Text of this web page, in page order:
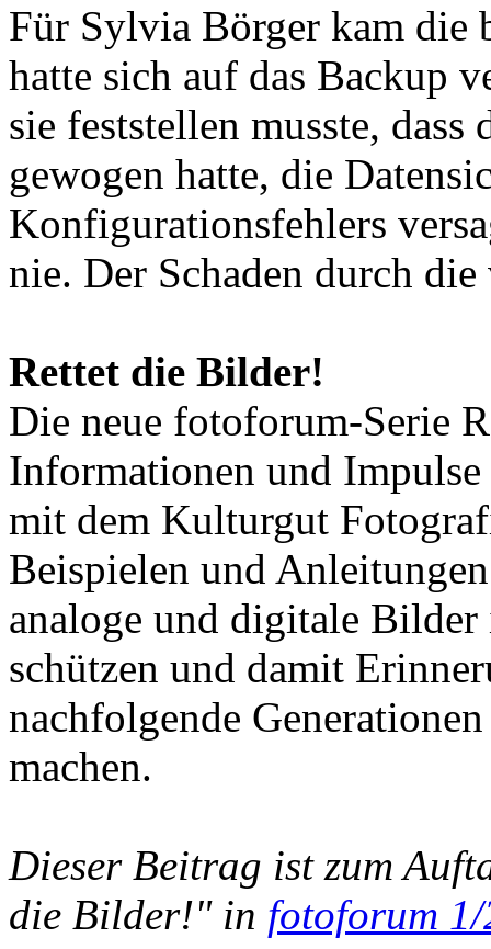
Für Sylvia Börger kam die
hatte sich auf das Backup
sie feststellen musste,
gewogen hatte, die
Konfigurationsfehlers
nie. Der Schaden durch
Rettet die Bilder!
Die neue fotoforum-Serie
Informationen und
mit dem Kulturgut
Beispielen und
analoge und digitale Bilder
schützen und damit
nachfolgende
machen.
Dieser Beitrag ist zum
die Bilder!" in fotoforum